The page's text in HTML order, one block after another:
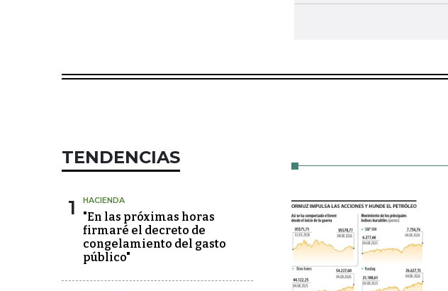
TENDENCIAS
1 HACIENDA
"En las próximas horas
firmaré el decreto de
congelamiento del gasto
público"